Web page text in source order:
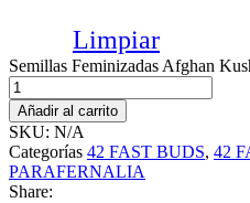
Limpiar
Semillas Feminizadas Afghan
Añadir al carrito
SKU: N/A
Categorías 42 FAST BUDS, 42
PARAFERNALIA
Share: